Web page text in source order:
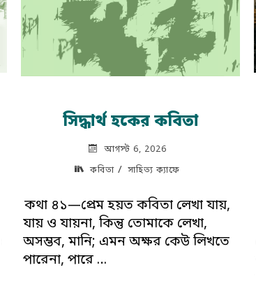
সিদ্ধার্থ হকের কবিতা
আগস্ট 6, 2026
কবিতা / সাহিত্য ক্যাফে
কথা ৪১—প্রেম হয়ত কবিতা লেখা যায়,
যায় ও যায়না, কিন্তু তোমাকে লেখা,
অসম্ভব, মানি; এমন অক্ষর কেউ লিখতে
পারেনা, পারে …